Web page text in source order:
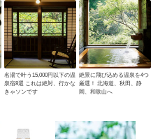
名湯で叶う15,000円以下の温
泉宿8選 これは絶対、行かな
きゃソンです
絶景に飛び込める温泉を4つ
厳選！ 北海道、秋田、静
岡、和歌山へ